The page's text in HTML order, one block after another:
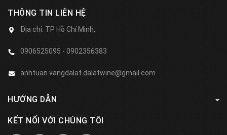
THÔNG TIN LIÊN HỆ
Địa chỉ: TP Hồ Chí Minh,
0906525095 - 0902356383
anhtuan.vangdalat.dalatwine@gmail.com
HƯỚNG DẪN
KẾT NỐI VỚI CHÚNG TÔI